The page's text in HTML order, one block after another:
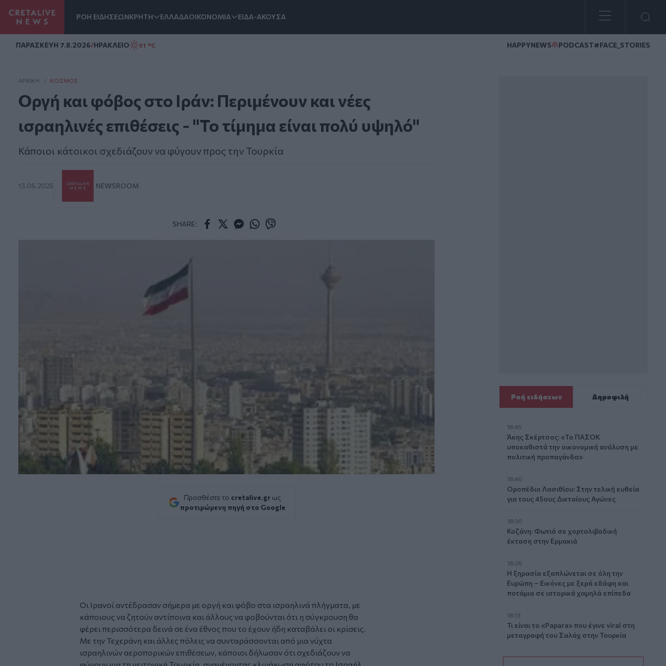
ΡΟΗ ΕΙΔΗΣΕΩΝΚΡΗΤΗ ΕΛΛΑΔΑΟΙΚΟΝΟΜΙΑ ΕΙΔΑ-ΑΚΟΥΣΑ
ΠΑΡΑΣΚΕΥΗ 7.8.2026/ΗΡΑΚΛΕΙΟ 31 °C HAPPYNEWS PODCAST#FACE_STORIES
ΑΡΧΙΚΗ / ΚΌΣΜΟΣ
Οργή και φόβος στο Ιράν: Περιμένουν και νέες
ισραηλινές επιθέσεις - "Το τίμημα είναι πολύ υψηλό"
Κάποιοι κάτοικοι σχεδιάζουν να φύγουν προς την Τουρκία
13.06.2025 NEWSROOM
SHARE:
Προσθέστε το cretalive.gr ως
προτιμώμενη πηγή στο Google
Οι Ιρανοί αντέδρασαν σήμερα με οργή και φόβο στα ισραηλινά πλήγματα, με
κάποιους να ζητούν αντίποινα και άλλους να φοβούνται ότι η σύγκρουση θα
φέρει περισσότερα δεινά σε ένα έθνος που το έχουν ήδη καταβάλει οι κρίσεις.
Με την Τεχεράνη και άλλες πόλεις να συνταράσσονται από μια νύχτα
ισραηλινών αεροπορικών επιθέσεων, κάποιοι δήλωσαν ότι σχεδιάζουν να
Ροή ειδήσεων Δημοφιλή
18:45
Άκης Σκέρτσος: «Το ΠΑΣΟΚ
υποκαθιστά την οικονομική ανάλυση με
πολιτική προπαγάνδα»
18:40
Οροπέδιο Λασιθίου: Στην τελική ευθεία
για τους 45ους Δικταίους Αγώνες
18:30
Κοζάνη: Φωτιά σε χορτολιβαδική
έκταση στην Ερμακιά
18:26
Η ξηρασία εξαπλώνεται σε όλη την
Ευρώπη – Εικόνες με ξερά εδάφη και
ποτάμια σε ιστορικά χαμηλά επίπεδα
18:13
Τι είναι το «Papara» που έγινε viral στη
μεταγραφή του Σαλάχ στην Τουρκία
18:09